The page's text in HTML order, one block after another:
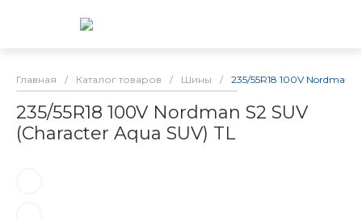
Главная / Каталог товаров / Шины / 235/55R18 100V Nordman
235/55R18 100V Nordman S2 SUV
(Character Aqua SUV) TL